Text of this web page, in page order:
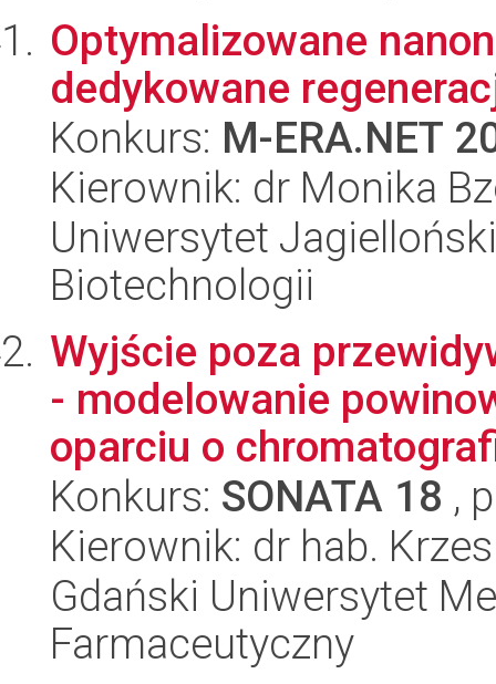
Optymalizowane
dedykowane
Konkurs: M-ERA.NET
Kierownik: dr Monika
Uniwersytet
Biotechnologii
Wyjście poza
- modelowanie
oparciu o
Konkurs: SONATA 18 ,
Kierownik: dr hab.
Gdański Uniwersytet
Farmaceutyczny